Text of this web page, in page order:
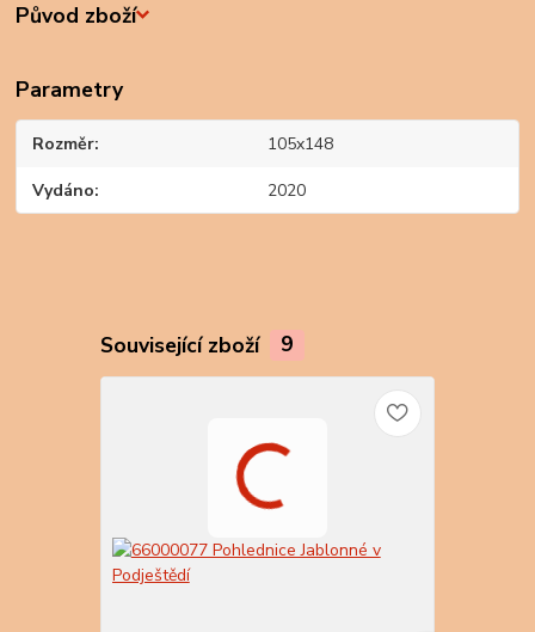
Původ zboží
Parametry
Rozměr 105x148
Vydáno 2020
Související zboží 9